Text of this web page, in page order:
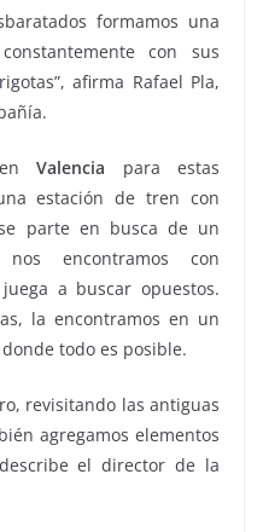
formamos una
con sus
afirma Rafael Pla,
enValencia para estas
estación de tren con
parte en busca de un
encontramos con
a buscar opuestos.
la encontramos en un
todo es posible.
revisitando las antiguas
agregamos elementos
el director de la